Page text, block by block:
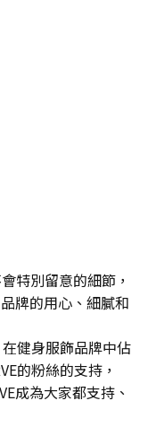
特別留意的細節，
牌的用心、細膩和
健身服飾品牌中佔
的粉絲的支持，
成為大家都支持、